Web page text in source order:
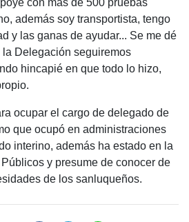
con más de 500 pruebas
además soy transportista, tengo
y las ganas de ayudar... Se me dé
Delegación seguiremos
hincapié en que todo lo hizo,
ocupar el cargo de delegado de
que ocupó en administraciones
interino, además ha estado en la
y presume de conocer de
de los sanluqueños.